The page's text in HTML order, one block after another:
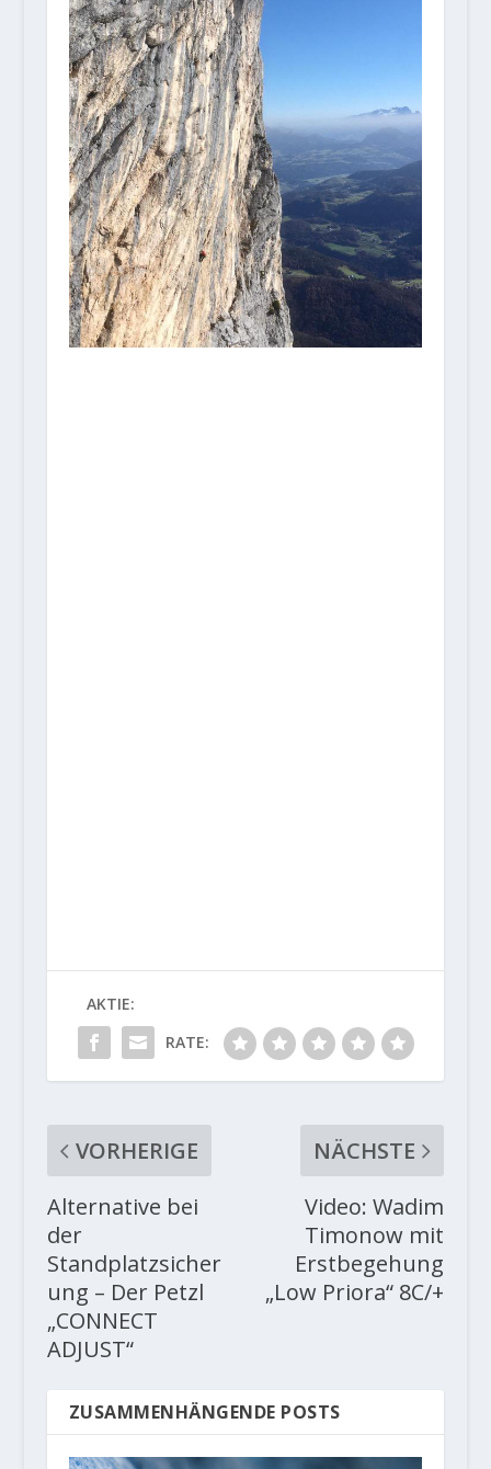
AKTIE:
RATE:
VORHERIGE
Alternative bei
der
Standplatzsicher
ung – Der Petzl
„CONNECT
ADJUST“
NÄCHSTE
Video: Wadim
Timonow mit
Erstbegehung
„Low Priora“ 8C/+
ZUSAMMENHÄNGENDE POSTS